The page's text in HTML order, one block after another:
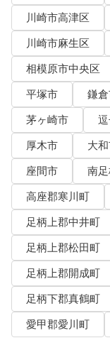
川崎市高津区
川崎市麻生区
相模原市中央区
平塚市
鎌
茅ヶ崎市
厚木市
大
座間市
南
高座郡寒川町
足柄上郡中井町
足柄上郡松田町
足柄上郡開成町
足柄下郡真鶴町
愛甲郡愛川町